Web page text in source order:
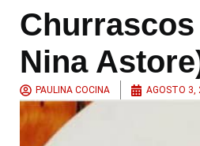
Nina
PAULINA COCINA AGOSTO 3,